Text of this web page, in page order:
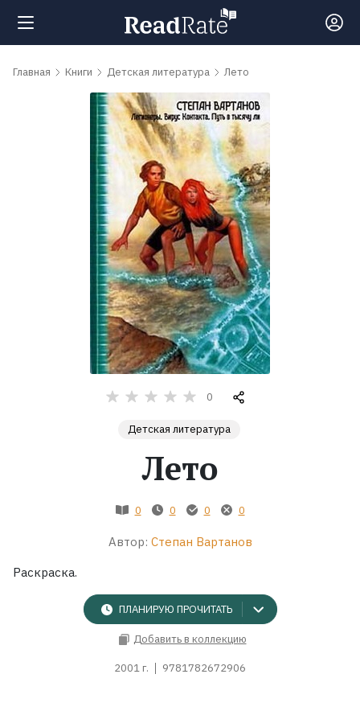
Поиск
обсуждаемые
Главная Книги Детская литература Лето
0
Детская литература
Лето
0 0 0 0
Автор: Степан Вартанов
Раскраска.
ПЛАНИРУЮ ПРОЧИТАТЬ
Добавить в коллекцию
2001 г. 9781782672906